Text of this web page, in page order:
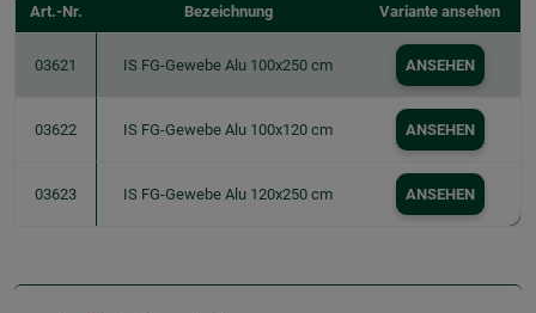
Art.-Nr. Bezeichnung Variante ansehen
03621 IS FG-Gewebe Alu 100x250 cm ANSEHEN
03622 IS FG-Gewebe Alu 100x120 cm ANSEHEN
03623 IS FG-Gewebe Alu 120x250 cm ANSEHEN